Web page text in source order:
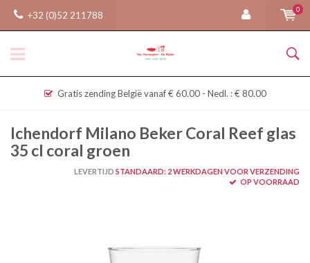
+32 (0)52 211788
0
Gratis zending België vanaf € 60.00 - Nedl. : € 80.00
Ichendorf Milano Beker Coral Reef glas
35 cl coral groen
LEVERTIJD STANDAARD: 2 WERKDAGEN VOOR VERZENDING
OP VOORRAAD